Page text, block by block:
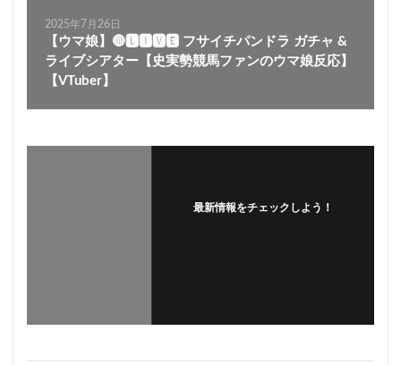
2025年7月26日
【ウマ娘】🔴🅻🅸🆅🅴 フサイチパンドラ ガチャ &
ライブシアター【史実勢競馬ファンのウマ娘反応】
【VTuber】
最新情報をチェックしよう！